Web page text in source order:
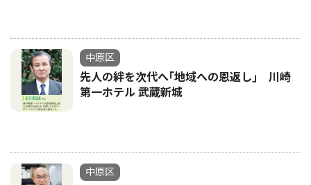
中原区
先人の絆を次代へ｢地域への恩返し｣ 川崎
第一ホテル 武蔵新城
中原区